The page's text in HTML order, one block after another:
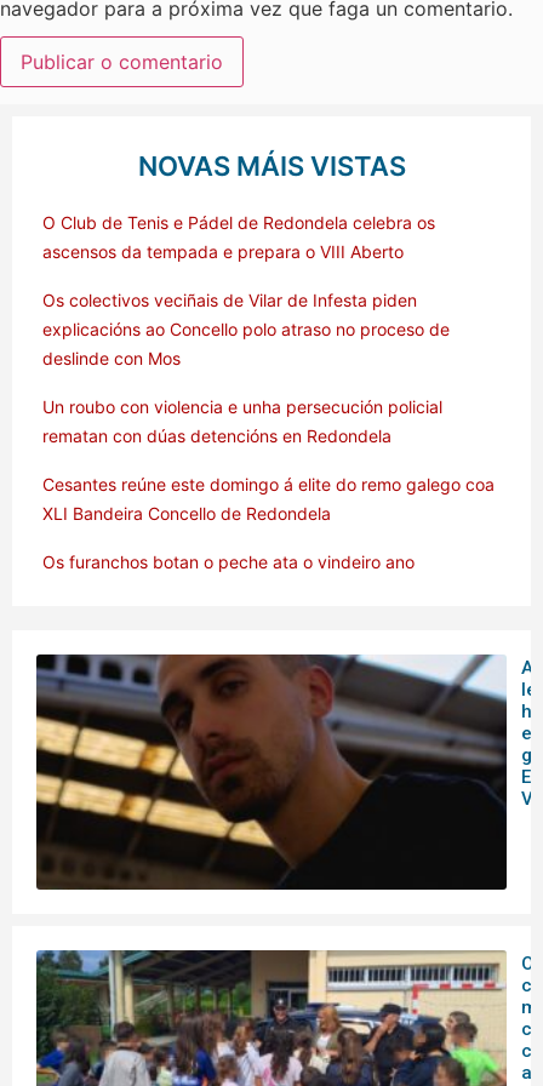
navegador para a próxima vez que faga un comentario.
NOVAS MÁIS VISTAS
O Club de Tenis e Pádel de Redondela celebra os
ascensos da tempada e prepara o VIII Aberto
Os colectivos veciñais de Vilar de Infesta piden
explicacións ao Concello polo atraso no proceso de
deslinde con Mos
Un roubo con violencia e unha persecución policial
rematan con dúas detencións en Redondela
Cesantes reúne este domingo á elite do remo galego coa
XLI Bandeira Concello de Redondela
Os furanchos botan o peche ata o vindeiro ano
en
O